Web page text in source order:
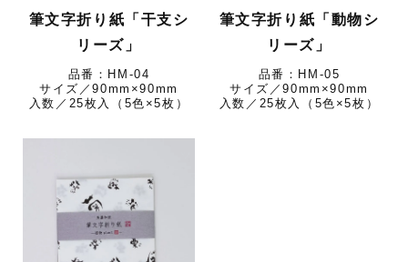
筆文字折り紙「干支シ
リーズ」
HM-04
サイズ／90mm×90mm
入数／25枚入（5色×5枚）
筆文字折り紙「動物シ
リーズ」
HM-05
サイズ／90mm×90mm
入数／25枚入（5色×5枚）